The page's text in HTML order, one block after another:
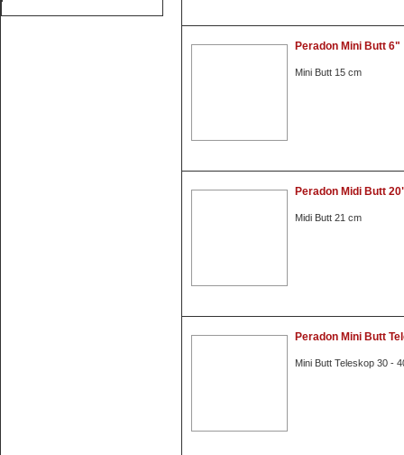
Peradon Mini Butt 6"
Mini Butt 15 cm
Peradon Midi Butt
Midi Butt 21 cm
Peradon Mini Butt
Mini Butt Teleskop 30 -